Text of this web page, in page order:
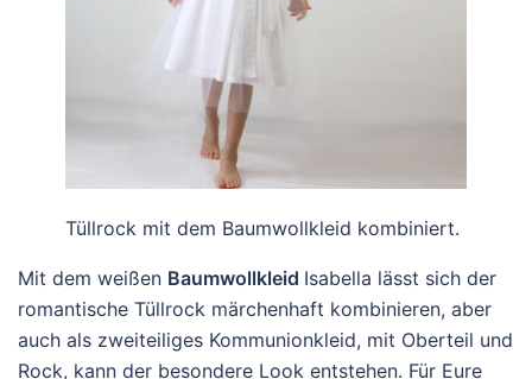
Tüllrock mit dem Baumwollkleid kombiniert.
Mit dem weißen Baumwollkleid Isabella lässt sich der
romantische Tüllrock märchenhaft kombinieren, aber
auch als zweiteiliges Kommunionkleid, mit Oberteil und
Rock, kann der besondere Look entstehen. Für Eure